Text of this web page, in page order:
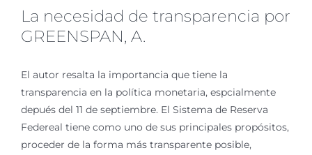
La necesidad de transparencia por
GREENSPAN, A.
El autor resalta la importancia que tiene la
transparencia en la política monetaria, espcialmente
depués del 11 de septiembre. El Sistema de Reserva
Federeal tiene como uno de sus principales propósitos,
proceder de la forma más transparente posible,